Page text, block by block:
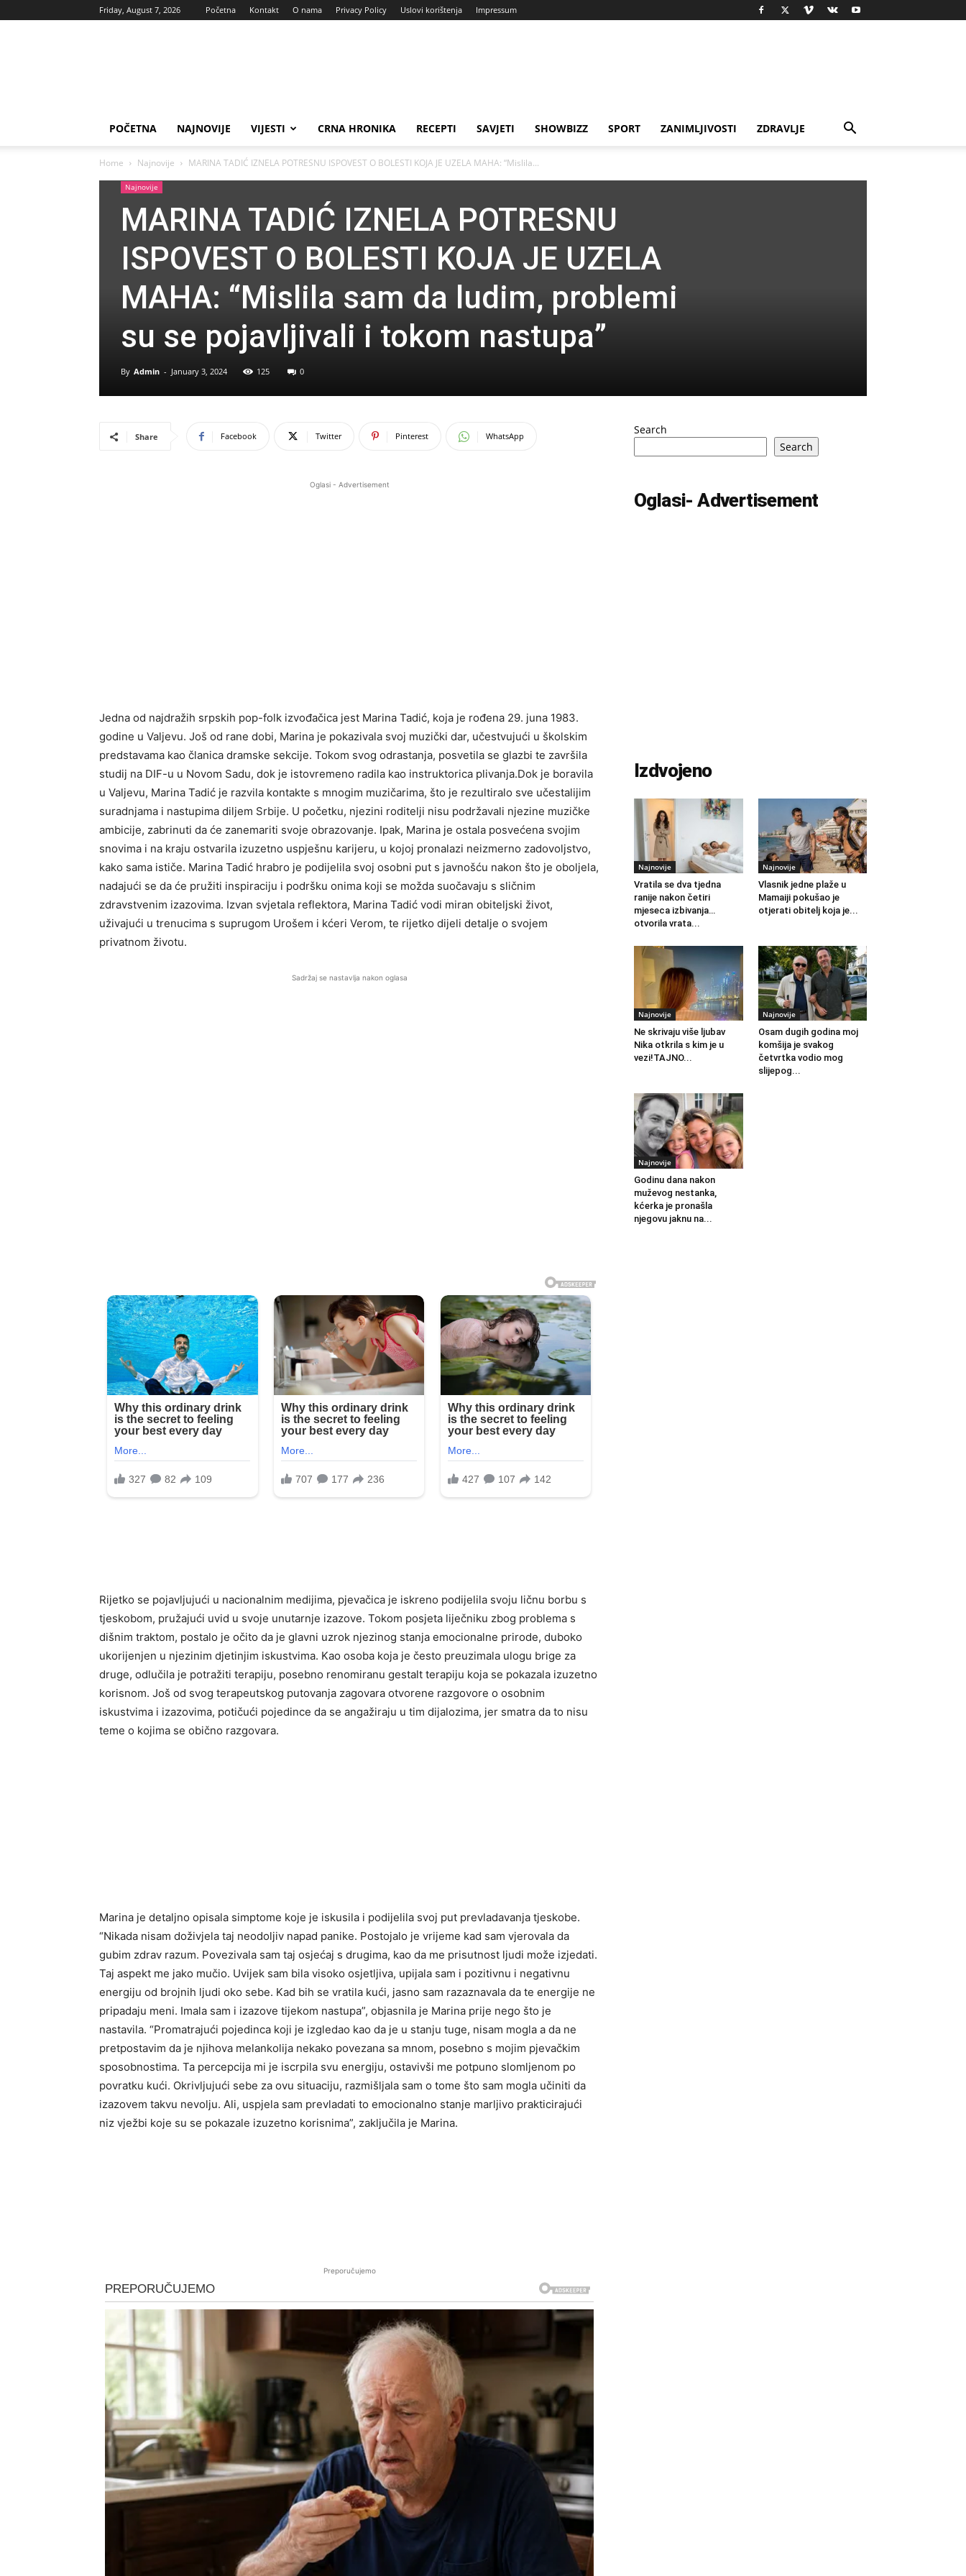
Friday, August 7, 2026 Početna Kontakt O nama Privacy Policy Uslovi korištenja Impressum
POČETNA NAJNOVIJE VIJESTI CRNA HRONIKA RECEPTI SAVJETI SHOWBIZZ SPORT ZANIMLJIVOSTI ZDRAVLJE
Home Najnovije MARINA TADIĆ IZNELA POTRESNU ISPOVEST O BOLESTI KOJA JE UZELA MAHA: “Mislila...
Najnovije
MARINA TADIĆ IZNELA POTRESNU
ISPOVEST O BOLESTI KOJA JE UZELA
MAHA: “Mislila sam da ludim, problemi
su se pojavljivali i tokom nastupa”
By Admin - January 3, 2024 125 0
Share Facebook Twitter Pinterest WhatsApp
Oglasi - Advertisement
Jedna od najdražih srpskih pop-folk izvođačica jest Marina Tadić, koja je rođena 29. juna 1983.
godine u Valjevu. Još od rane dobi, Marina je pokazivala svoj muzički dar, učestvujući u školskim
predstavama kao članica dramske sekcije. Tokom svog odrastanja, posvetila se glazbi te završila
studij na DIF-u u Novom Sadu, dok je istovremeno radila kao instruktorica plivanja.Dok je boravila
u Valjevu, Marina Tadić je razvila kontakte s mnogim muzičarima, što je rezultiralo sve učestalijim
suradnjama i nastupima diljem Srbije. U početku, njezini roditelji nisu podržavali njezine muzičke
ambicije, zabrinuti da će zanemariti svoje obrazovanje. Ipak, Marina je ostala posvećena svojim
snovima i na kraju ostvarila izuzetno uspješnu karijeru, u kojoj pronalazi neizmerno zadovoljstvo,
kako sama ističe. Marina Tadić hrabro je podijelila svoj osobni put s javnošću nakon što je oboljela,
nadajući se da će pružiti inspiraciju i podršku onima koji se možda suočavaju s sličnim
zdravstvenim izazovima. Izvan svjetala reflektora, Marina Tadić vodi miran obiteljski život,
uživajući u trenucima s suprugom Urošem i kćeri Verom, te rijetko dijeli detalje o svojem
privatnom životu.
Sadržaj se nastavlja nakon oglasa
Rijetko se pojavljujući u nacionalnim medijima, pjevačica je iskreno podijelila svoju ličnu borbu s
tjeskobom, pružajući uvid u svoje unutarnje izazove. Tokom posjeta liječniku zbog problema s
dišnim traktom, postalo je očito da je glavni uzrok njezinog stanja emocionalne prirode, duboko
ukorijenjen u njezinim djetinjim iskustvima. Kao osoba koja je često preuzimala ulogu brige za
druge, odlučila je potražiti terapiju, posebno renomiranu gestalt terapiju koja se pokazala izuzetno
korisnom. Još od svog terapeutskog putovanja zagovara otvorene razgovore o osobnim
iskustvima i izazovima, potičući pojedince da se angažiraju u tim dijalozima, jer smatra da to nisu
teme o kojima se obično razgovara.
Marina je detaljno opisala simptome koje je iskusila i podijelila svoj put prevladavanja tjeskobe.
“Nikada nisam doživjela taj neodoljiv napad panike. Postojalo je vrijeme kad sam vjerovala da
gubim zdrav razum. Povezivala sam taj osjećaj s drugima, kao da me prisutnost ljudi može izjedati.
Taj aspekt me jako mučio. Uvijek sam bila visoko osjetljiva, upijala sam i pozitivnu i negativnu
energiju od brojnih ljudi oko sebe. Kad bih se vratila kući, jasno sam razaznavala da te energije ne
pripadaju meni. Imala sam i izazove tijekom nastupa”, objasnila je Marina prije nego što je
nastavila. “Promatrajući pojedinca koji je izgledao kao da je u stanju tuge, nisam mogla a da ne
pretpostavim da je njihova melankolija nekako povezana sa mnom, posebno s mojim pjevačkim
sposobnostima. Ta percepcija mi je iscrpila svu energiju, ostavivši me potpuno slomljenom po
povratku kući. Okrivljujući sebe za ovu situaciju, razmišljala sam o tome što sam mogla učiniti da
izazovem takvu nevolju. Ali, uspjela sam prevladati to emocionalno stanje marljivo prakticirajući
niz vježbi koje su se pokazale izuzetno korisnima”, zaključila je Marina.
Preporučujemo
Search
Search
Oglasi- Advertisement
Izdvojeno
Najnovije
Vratila se dva tjedna
ranije nakon četiri
mjeseca izbivanja…
otvorila vrata...
Najnovije
Vlasnik jedne plaže u
Mamaiji pokušao je
otjerati obitelj koja je...
Najnovije
Ne skrivaju više ljubav
Nika otkrila s kim je u
vezi!TAJNO...
Najnovije
Osam dugih godina moj
komšija je svakog
četvrtka vodio mog
slijepog...
Najnovije
Godinu dana nakon
muževog nestanka,
kćerka je pronašla
njegovu jaknu na...